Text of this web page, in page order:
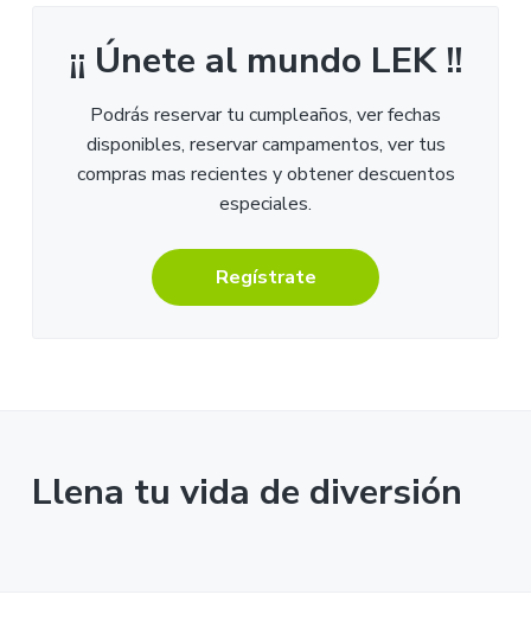
¡¡ Únete al mundo LEK !!
Podrás reservar tu cumpleaños, ver fechas
disponibles, reservar campamentos, ver tus
compras mas recientes y obtener descuentos
especiales.
Regístrate
Llena tu vida de diversión